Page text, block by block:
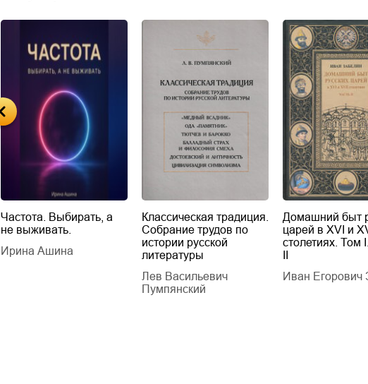
Частота. Выбирать, а
не выживать.
Ирина Ашина
Классическая традиция.
Собрание трудов по
истории русской
литературы
Лев Васильевич
Пумпянский
Домашний быт
царей в XVI и
столетиях. Том
Иван Егорович